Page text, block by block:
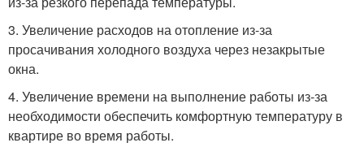
3. Увеличение расходов на отопление из-за
просачивания холодного воздуха через незакрытые
окна.
4. Увеличение времени на выполнение работы из-за
необходимости обеспечить комфортную температуру в
квартире во время работы.